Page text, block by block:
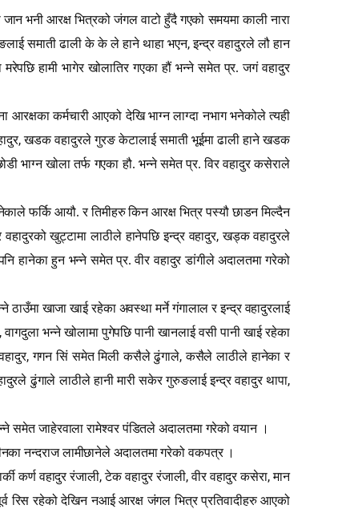
जान भनी आरक्ष भित्रको जंगल वाटो हुँदै गएको समयमा काली नारा
समाती ढाली के के ले हाने थाहा भएन,इन्द्र वहादुरले लौ हान
हामी भागेर खोलातिर गएका हौं भन्ने समेत प्र. जगं वहादुर
आरक्षका कर्मचारी आएको देखि भाग्न लाग्दा नभाग भनेकोले त्यही
,खडक वहादुरले गुरङ केटालाई समाती भूईमा ढाली हाने खडक
भाग्न खोला तर्फ गएका हौ. भन्ने समेत प्र. विर वहादुर कसेराले
फर्कि आयौ. र तिमीहरु किन आरक्ष भित्र पस्यौ छाडन मिल्दैन
खुट्टामा लाठीले हानेपछि इन्द्र वहादुर,खड्क वहादुरले
हानेका हुन भन्ने समेत प्र. वीर वहादुर डांगीले अदालतमा गरेको
ठाउँमा खाजा खाई रहेका अवस्था मर्ने गंगालाल र इन्द्र वहादुरलाई
वागदुला भन्ने खोलामा पुगेपछि पानी खानलाई वसी पानी खाई रहेका
,गगन सिं समेत मिली कसैले ढुंगाले,कसैले लाठीले हानेका र
ढुंगाले लाठीले हानी मारी सकेर गुरुङलाई इन्द्र वहादुर थापा,
समेत जाहेरवाला रामेश्वर पंडितले अदालतमा गरेको वयान ।
नन्दराज लामीछानेले अदालतमा गरेको वकपत्र ।
कर्ण वहादुर रंजाली,टेक वहादुर रंजाली,वीर वहादुर कसेरा,मान
रिस रहेको देखिन नआई आरक्ष जंगल भित्र प्रतिवादीहरु आएको